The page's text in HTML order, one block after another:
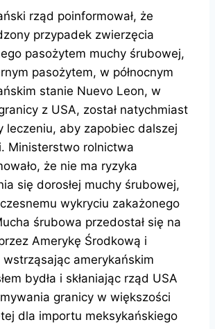
rząd poinformował, że
przypadek zwierzęcia
pasożytem muchy śrubowej,
pasożytem, ​​w północnym
stanie Nuevo Leon, w
z USA, został natychmiast
leczeniu, aby zapobiec dalszej
Ministerstwo rolnictwa
że nie ma ryzyka
się dorosłej muchy śrubowej,
wykryciu zakażonego
śrubowa przedostał się na
Amerykę Środkową i
wstrząsając amerykańskim
bydła i skłaniając rząd USA
granicy w większości
dla importu meksykańskiego